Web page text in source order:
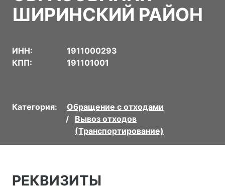
ШИРИНСКИЙ РАЙОН
ИНН:
1911000293
КПП:
191101001
Категория:
Обращение с отходами
Вывоз отходов
(Транспортирование)
РЕКВИЗИТЫ